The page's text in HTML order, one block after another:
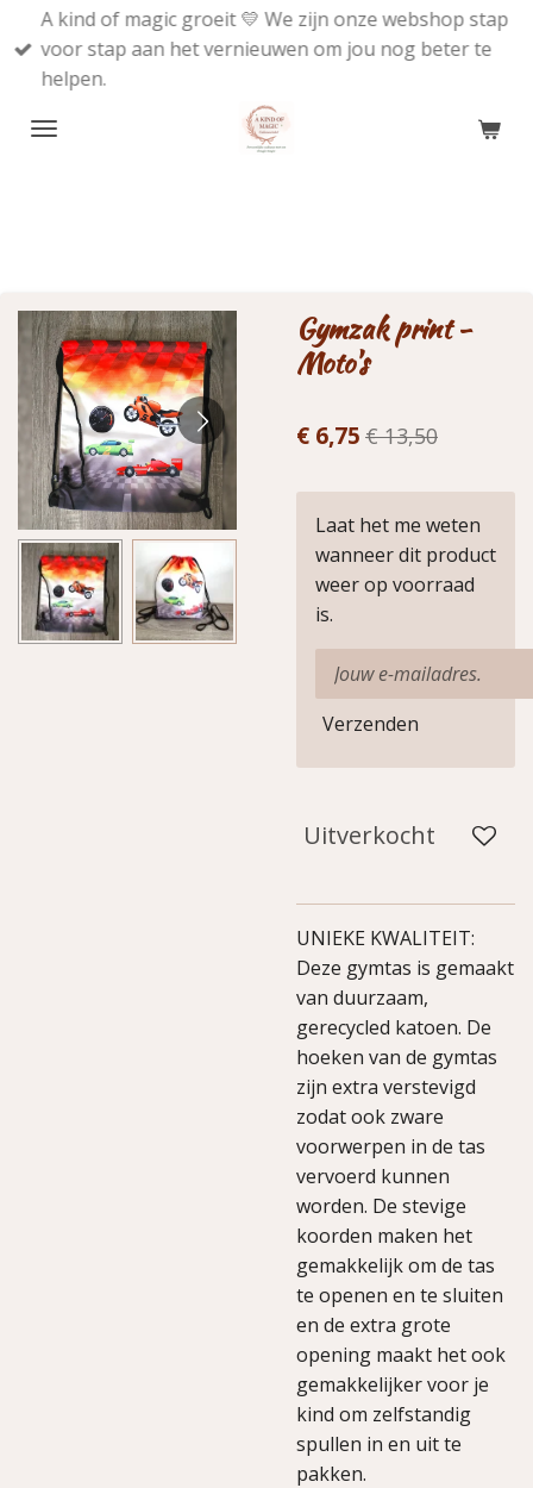
direct
naar
A kind of magic groeit 💛 We zijn onze webshop stap
voor stap aan het vernieuwen om jou nog beter te
helpen.
Gymzak print -
Moto's
€ 6,75 € 13,50
Laat het me weten
wanneer dit product
weer op voorraad
is.
Verzenden
Uitverkocht
UNIEKE KWALITEIT:
Deze gymtas is gemaakt
van duurzaam,
gerecycled katoen. De
hoeken van de gymtas
zijn extra verstevigd
zodat ook zware
voorwerpen in de tas
vervoerd kunnen
worden. De stevige
koorden maken het
gemakkelijk om de tas
te openen en te sluiten
en de extra grote
opening maakt het ook
gemakkelijker voor je
kind om zelfstandig
spullen in en uit te
pakken.